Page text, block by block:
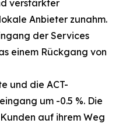
verstärkter
Anbieter zunahm.
der Services
einem Rückgang von
und die ACT-
um -0.5 %. Die
auf ihrem Weg